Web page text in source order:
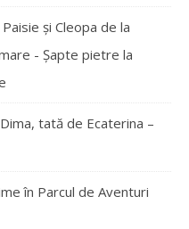
și Cleopa de la
- Şapte pietre la
tată de Ecaterina –
în Parcul de Aventuri